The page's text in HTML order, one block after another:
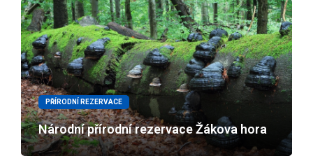
PŘÍRODNÍ REZERVACE
Národní přírodní rezervace Žákova hora